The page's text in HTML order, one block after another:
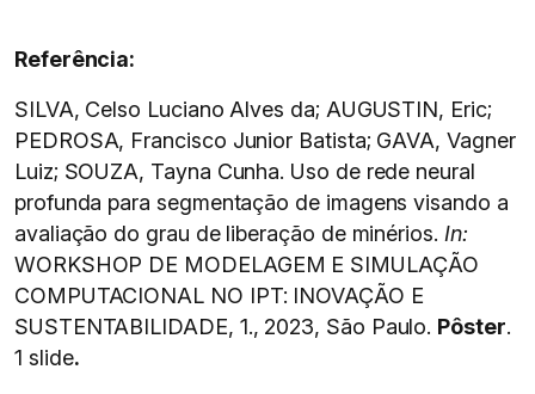
Referência:
SILVA, Celso Luciano Alves da; AUGUSTIN, Eric;
PEDROSA, Francisco Junior Batista; GAVA, Vagner
Luiz; SOUZA, Tayna Cunha. Uso de rede neural
profunda para segmentação de imagens visando a
avaliação do grau de liberação de minérios. In:
WORKSHOP DE MODELAGEM E SIMULAÇÃO
COMPUTACIONAL NO IPT: INOVAÇÃO E
SUSTENTABILIDADE, 1., 2023, São Paulo. Pôster.
1 slide.